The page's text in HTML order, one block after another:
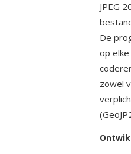
JPEG
De
op
zowel